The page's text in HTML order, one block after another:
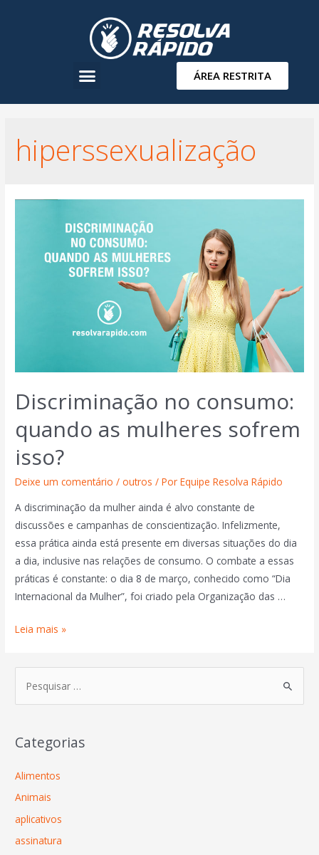
ÁREA RESTRITA
hiperssexualização
Discriminação no consumo:
quando as mulheres sofrem
isso?
Deixe um comentário /outros / PorEquipe Resolva Rápido
A discriminação da mulher ainda é alvo constante de
discussões e campanhas de conscientização. Infelizmente,
essa prática ainda está presente em diversas situações do dia
a dia, inclusive nas relações de consumo. O combate a essas
práticas é constante: o dia 8 de março, conhecido como “Dia
Internacional da Mulher”, foi criado pela Organização das …
Leia mais »
Categorias
Alimentos
Animais
aplicativos
assinatura